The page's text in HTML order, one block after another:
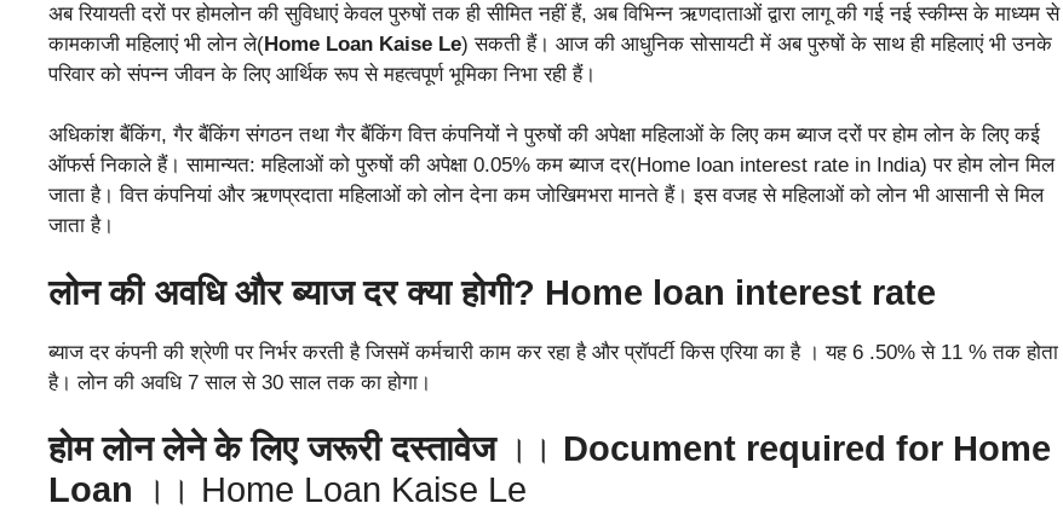
अब रियायती दरों पर होमलोन की सुविधाएं केवल पुरुषों तक ही सीमित नहीं हैं, अब विभिन्न ऋणदाताओं द्वारा लागू की गई नई स्कीम्स के माध्यम से
कामकाजी महिलाएं भी लोन ले(Home Loan Kaise Le) सकती हैं। आज की आधुनिक सोसायटी में अब पुरुषों के साथ ही महिलाएं भी उनके
परिवार को संपन्न जीवन के लिए आर्थिक रूप से महत्वपूर्ण भूमिका निभा रही हैं।
अधिकांश बैंकिंग, गैर बैंकिंग संगठन तथा गैर बैंकिंग वित्त कंपनियों ने पुरुषों की अपेक्षा महिलाओं के लिए कम ब्याज दरों पर होम लोन के लिए कई
ऑफर्स निकाले हैं। सामान्यत: महिलाओं को पुरुषों की अपेक्षा 0.05% कम ब्याज दर(Home loan interest rate in India) पर होम लोन मिल
जाता है। वित्त कंपनियां और ऋणप्रदाता महिलाओं को लोन देना कम जोखिमभरा मानते हैं। इस वजह से महिलाओं को लोन भी आसानी से मिल
जाता है।
लोन की अवधि और ब्याज दर क्या होगी? Home loan interest rate
ब्याज दर कंपनी की श्रेणी पर निर्भर करती है जिसमें कर्मचारी काम कर रहा है और प्रॉपर्टी किस एरिया का है । यह 6 .50% से 11 % तक होता
है। लोन की अवधि 7 साल से 30 साल तक का होगा।
होम लोन लेने के लिए जरूरी दस्तावेज।। Document required for Home
Loan ।। Home Loan Kaise Le